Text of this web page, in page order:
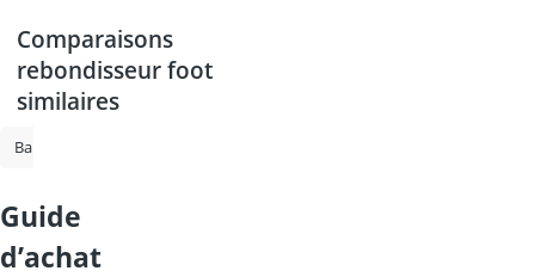
Comparaisons
rebondisseur foot
similaires
Ballon de basket
guide
d’achat